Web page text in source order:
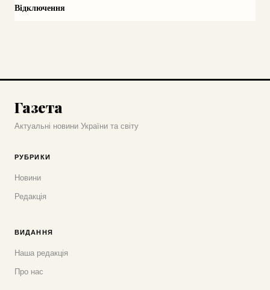
Відключення
Газета
Актуальні новини України та світу
РУБРИКИ
Новини
Редакція
ВИДАННЯ
Наша редакція
Про нас